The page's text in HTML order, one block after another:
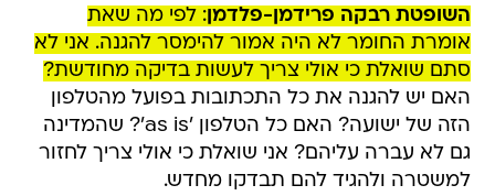
השופטת רבקה פרידמן-פלדמן: לפי מה שאת
אומרת החומר לא היה אמור להימסר להגנה. אני לא
סתם שואלת כי אולי צריך לעשות בדיקה מחודשת?
האם יש להגנה את כל התכתובות בפועל מהטלפון
הזה של ישועה? האם כל הטלפון 'as is'? שהמדינה
גם לא עברה עליהם? אני שואלת כי אולי צריך לחזור
למשטרה ולהגיד להם תבדקו מחדש.